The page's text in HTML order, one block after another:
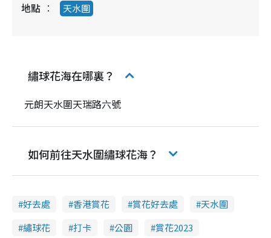
地點 天水圍
繡球花海在哪裏？
元朗天水圍天瑞路六號
如何前往天水圍繡球花海？
好去處 香港賞花 賞花好去處
天水圍
繡球花
打卡 公園 賞花2023